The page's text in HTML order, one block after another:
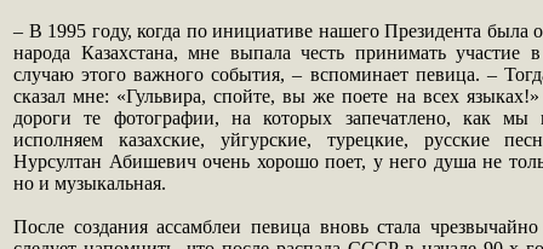
– В 1995 году, когда по инициа­тиве нашего Президента была
народа Казахстана, мне выпала честь принимать участие
случаю этого важного события, – вспоминает певица. –
сказал мне: «Гульвира, спойте, вы же поете на всех
дороги те фотографии, на которых запечатлено, как мы
исполняем казахские, уйгурские, турецкие, русские
Нурсултан Абишевич очень хорошо поет, у него душа не
но и музыкальная.
После создания ассамблеи певица вновь стала чрезвычайно